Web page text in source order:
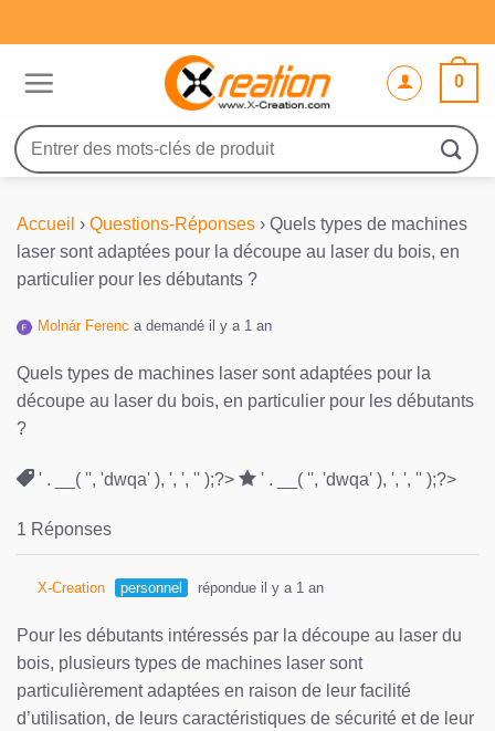
au
0
Recherche
pour :
Accueil › Questions-Réponses › Quels types de machines
laser sont adaptées pour la découpe au laser du bois, en
particulier pour les débutants ?
Molnár Ferenc a demandé il y a 1 an
Quels types de machines laser sont adaptées pour la
découpe au laser du bois, en particulier pour les débutants
?
' . __( '', 'dwqa' ), ', ', '' );?> ' . __( '', 'dwqa' ), ', ', '' );?>
1 Réponses
X-Creation personnel répondue il y a 1 an
Pour les débutants intéressés par la découpe au laser du
bois, plusieurs types de machines laser sont
particulièrement adaptées en raison de leur facilité
d’utilisation, de leurs caractéristiques de sécurité et de leur